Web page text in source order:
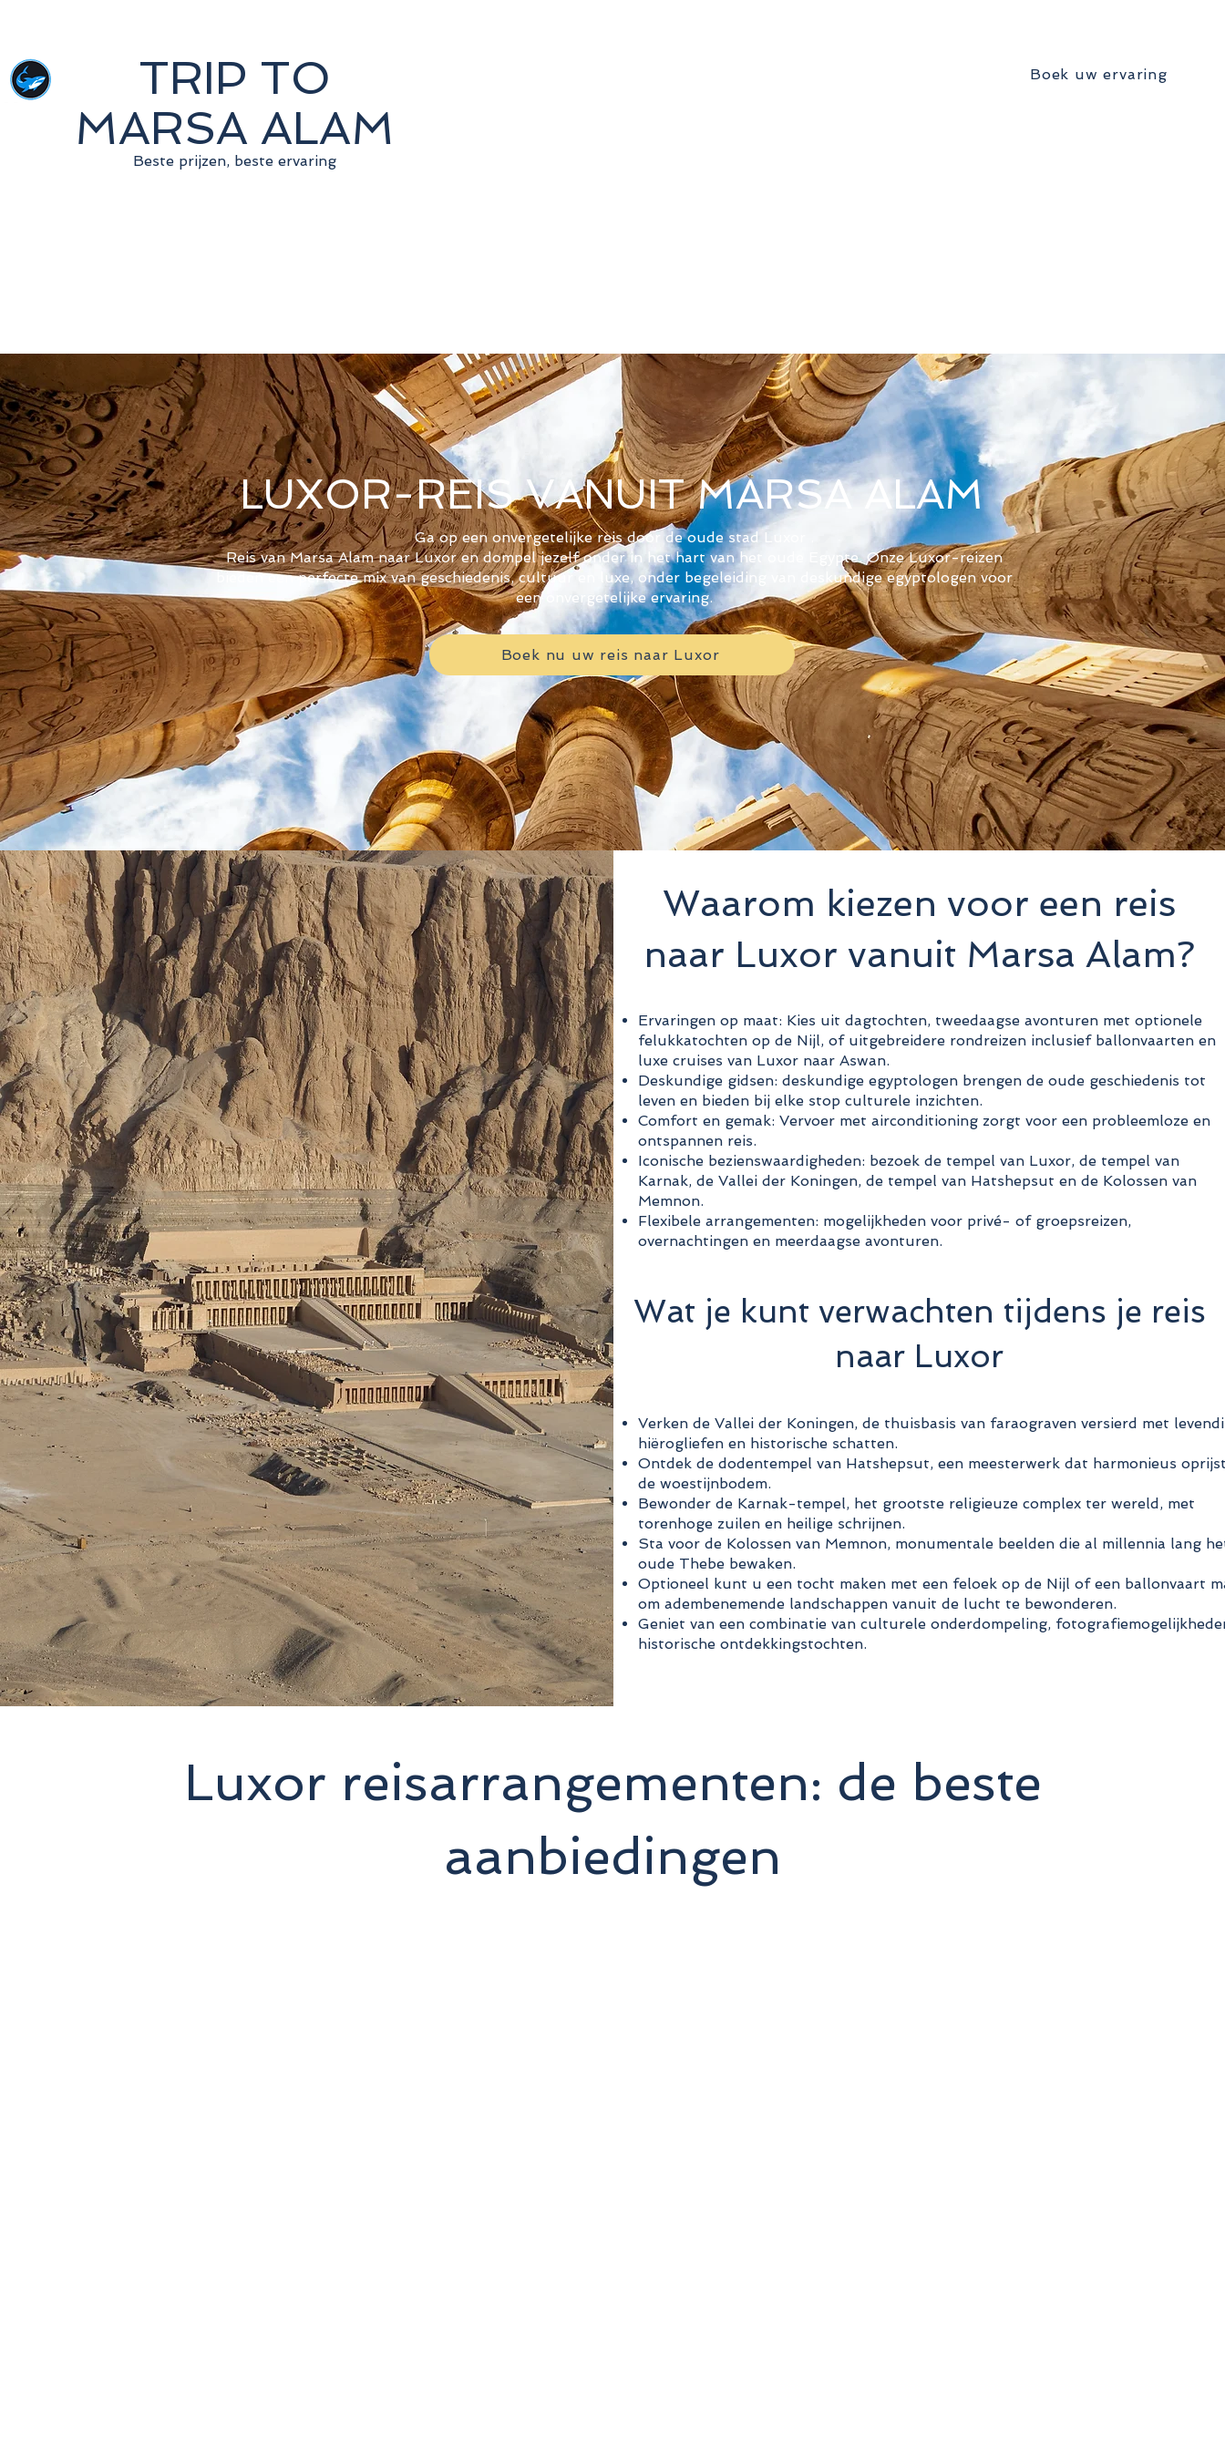
TRIP TO
MARSA ALAM
Beste prijzen, beste ervaring
Boek uw ervaring
LUXOR-REIS VANUIT MARSA ALAM
Ga op een onvergetelijke reis door de oude stad Luxor
Reis van Marsa Alam naar Luxor en dompel jezelf onder in het hart van het oude Egypte. Onze Luxor-reizen
bieden een perfecte mix van geschiedenis, cultuur en luxe, onder begeleiding van deskundige egyptologen voor
een onvergetelijke ervaring.
Boek nu uw reis naar Luxor
Waarom kiezen voor een reis
naar Luxor vanuit Marsa Alam?
Ervaringen op maat: Kies uit dagtochten, tweedaagse avonturen met optionele
felukkatochten op de Nijl, of uitgebreidere rondreizen inclusief ballonvaarten en
luxe cruises van Luxor naar Aswan.
Deskundige gidsen: deskundige egyptologen brengen de oude geschiedenis tot
leven en bieden bij elke stop culturele inzichten.
Comfort en gemak: Vervoer met airconditioning zorgt voor een probleemloze en
ontspannen reis.
Iconische bezienswaardigheden: bezoek de tempel van Luxor, de tempel van
Karnak, de Vallei der Koningen, de tempel van Hatshepsut en de Kolossen van
Memnon.
Flexibele arrangementen: mogelijkheden voor privé- of groepsreizen,
overnachtingen en meerdaagse avonturen.
Wat je kunt verwachten tijdens je reis
naar Luxor
Verken de Vallei der Koningen, de thuisbasis van faraograven versierd met
hiërogliefen en historische schatten.
Ontdek de dodentempel van Hatshepsut, een meesterwerk dat harmonieus
de woestijnbodem.
Bewonder de Karnak-tempel, het grootste religieuze complex ter wereld, met
torenhoge zuilen en heilige schrijnen.
Sta voor de Kolossen van Memnon, monumentale beelden die al millennia lang
oude Thebe bewaken.
Optioneel kunt u een tocht maken met een feloek op de Nijl of een ballonvaart
om adembenemende landschappen vanuit de lucht te bewonderen.
Geniet van een combinatie van culturele onderdompeling,
historische ontdekkingstochten.
Luxor reisarrangementen: de beste
aanbiedingen